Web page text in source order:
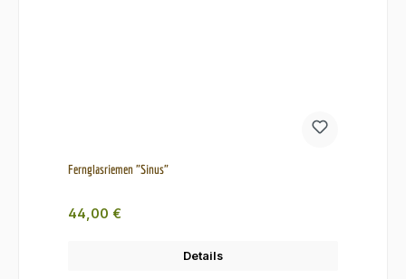
Fernglasriemen "Sinus"
Regulärer Preis:
44,00 €
Details